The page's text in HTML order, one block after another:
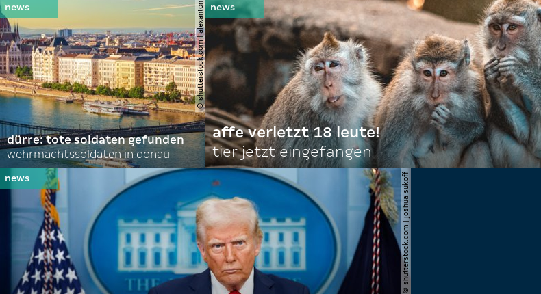
© shutterstock.com | alexanton
dürre: tote soldaten gefunden
wehrmachtssoldaten in donau
affe verletzt 18 leute!
tier jetzt eingefangen
© shutterstock.com | joshua sukoff